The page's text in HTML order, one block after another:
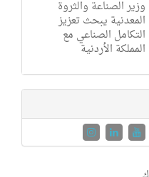
وزير الصناعة والثروة
المعدنية يبحث تعزيز
التكامل الصناعي مع
المملكة الأردنية